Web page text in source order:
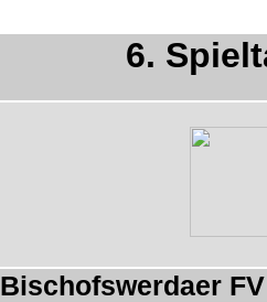
6.
Bischofswerdaer